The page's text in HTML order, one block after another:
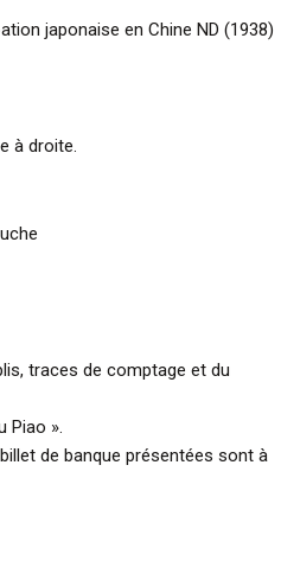
japonaise en Chine ND (1938)
à droite.
traces de comptage et du
Piao ».
de banque présentées sont à